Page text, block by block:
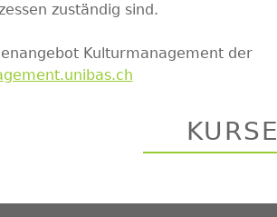
zuständig sind.
Kulturmanagement der
KURSE